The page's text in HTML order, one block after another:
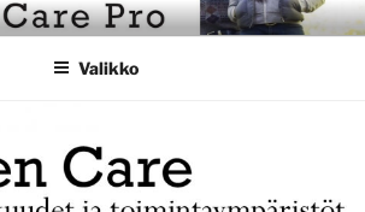
KORKEA-
ammattikorkeakoulujen verkostotyönä
Valikko